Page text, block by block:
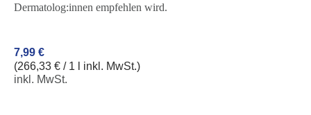
Dermatolog:innen empfehlen wird.
7,99 €
(266,33 € / 1 l inkl. MwSt.)
inkl. MwSt.